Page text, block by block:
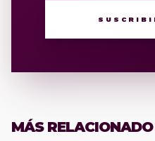
MÁS RELACIONADO